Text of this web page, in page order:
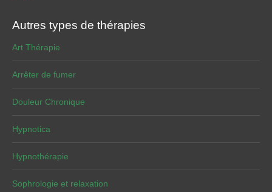
Autres types de thérapies
Art Thérapie
Arrêter de fumer
Douleur Chronique
Hypnotica
Hypnothérapie
Sophrologie et relaxation